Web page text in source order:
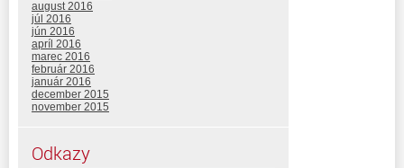
august 2016
júl 2016
jún 2016
apríl 2016
marec 2016
február 2016
január 2016
december 2015
november 2015
Odkazy